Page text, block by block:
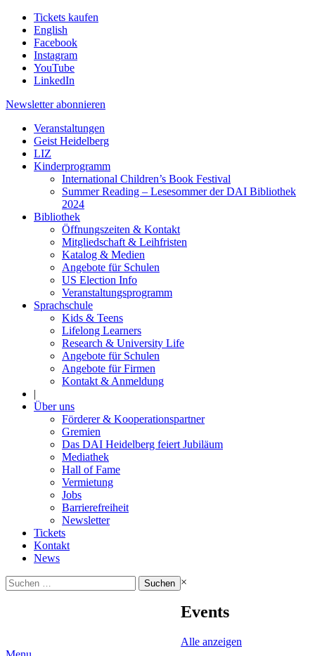
Tickets kaufen
English
Facebook
Instagram
YouTube
LinkedIn
Newsletter abonnieren
Veranstaltungen
Geist Heidelberg
LIZ
Kinderprogramm
International Children’s Book Festival
Summer Reading – Lesesommer der DAI Bibliothek
2024
Bibliothek
Öffnungszeiten & Kontakt
Mitgliedschaft & Leihfristen
Katalog & Medien
Angebote für Schulen
US Election Info
Veranstaltungsprogramm
Sprachschule
Kids & Teens
Lifelong Learners
Research & University Life
Angebote für Schulen
Angebote für Firmen
Kontakt & Anmeldung
|
Über uns
Förderer & Kooperationspartner
Gremien
Das DAI Heidelberg feiert Jubiläum
Mediathek
Hall of Fame
Vermietung
Jobs
Barrierefreiheit
Newsletter
Tickets
Kontakt
News
Suchen
nach:
×
Events
Alle anzeigen